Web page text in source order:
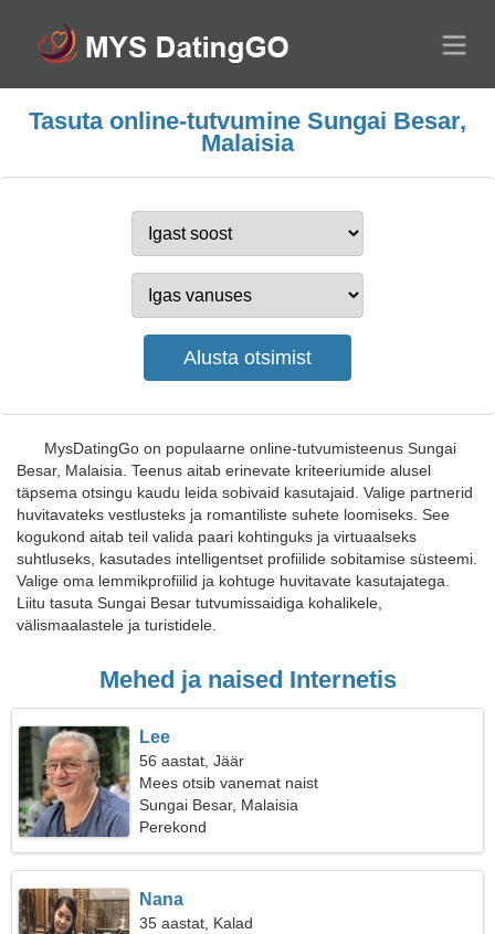
Tasuta online-tutvumine Sungai Besar,
Malaisia
MysDatingGo on populaarne online-tutvumisteenus Sungai
Besar, Malaisia. Teenus aitab erinevate kriteeriumide alusel
täpsema otsingu kaudu leida sobivaid kasutajaid. Valige partnerid
huvitavateks vestlusteks ja romantiliste suhete loomiseks. See
kogukond aitab teil valida paari kohtinguks ja virtuaalseks
suhtluseks, kasutades intelligentset profiilide sobitamise süsteemi.
Valige oma lemmikprofiilid ja kohtuge huvitavate kasutajatega.
Liitu tasuta Sungai Besar tutvumissaidiga kohalikele,
välismaalastele ja turistidele.
Mehed ja naised Internetis
Lee
56 aastat, Jäär
Mees otsib vanemat naist
Sungai Besar, Malaisia
Perekond
Nana
35 aastat, Kalad